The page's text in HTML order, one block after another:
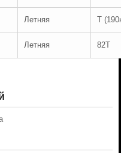
Летняя T
Летняя 82T